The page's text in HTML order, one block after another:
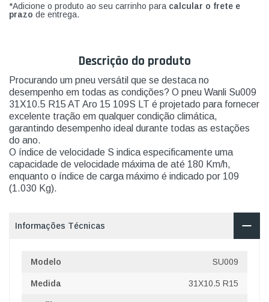
*Adicione o produto ao seu carrinho para calcular o frete e
prazo de entrega.
Descrição do produto
Procurando um pneu versátil que se destaca no
desempenho em todas as condições? O pneu Wanli Su009
31X10.5 R15 AT Aro 15 109S LT é projetado para fornecer
excelente tração em qualquer condição climática,
garantindo desempenho ideal durante todas as estações
do ano.
O índice de velocidade S indica especificamente uma
capacidade de velocidade máxima de até 180 Km/h,
enquanto o índice de carga máximo é indicado por 109
(1.030 Kg).
Informações Técnicas
Modelo SU009
Medida 31X10.5 R15